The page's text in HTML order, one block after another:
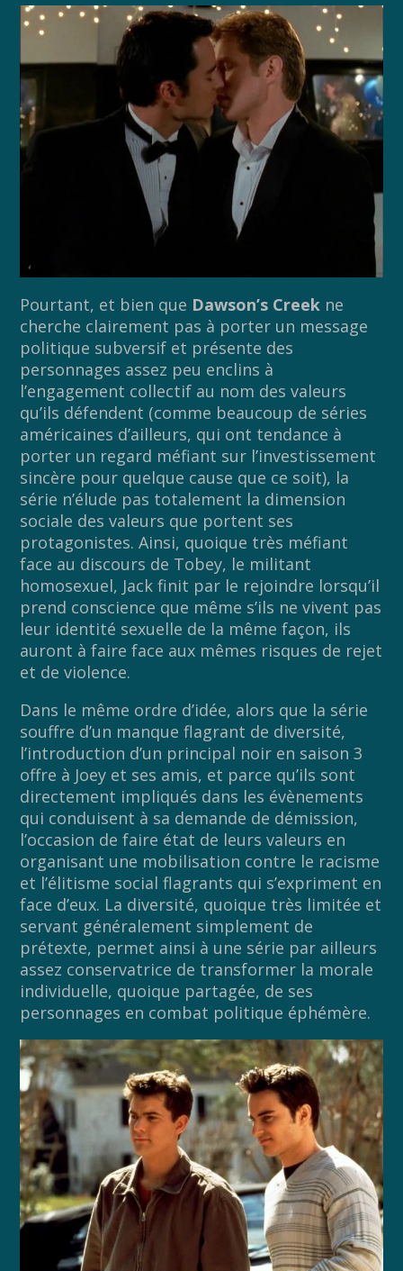
Pourtant, et bien que Dawson’s Creek ne
cherche clairement pas à porter un message
politique subversif et présente des
personnages assez peu enclins à
l’engagement collectif au nom des valeurs
qu’ils défendent (comme beaucoup de séries
américaines d’ailleurs, qui ont tendance à
porter un regard méfiant sur l’investissement
sincère pour quelque cause que ce soit), la
série n’élude pas totalement la dimension
sociale des valeurs que portent ses
protagonistes. Ainsi, quoique très méfiant
face au discours de Tobey, le militant
homosexuel, Jack finit par le rejoindre lorsqu’il
prend conscience que même s’ils ne vivent pas
leur identité sexuelle de la même façon, ils
auront à faire face aux mêmes risques de rejet
et de violence.
Dans le même ordre d’idée, alors que la série
souffre d’un manque flagrant de diversité,
l’introduction d’un principal noir en saison 3
offre à Joey et ses amis, et parce qu’ils sont
directement impliqués dans les évènements
qui conduisent à sa demande de démission,
l’occasion de faire état de leurs valeurs en
organisant une mobilisation contre le racisme
et l’élitisme social flagrants qui s’expriment en
face d’eux. La diversité, quoique très limitée et
servant généralement simplement de
prétexte, permet ainsi à une série par ailleurs
assez conservatrice de transformer la morale
individuelle, quoique partagée, de ses
personnages en combat politique éphémère.